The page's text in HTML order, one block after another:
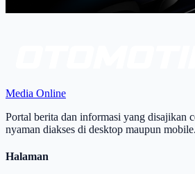
Media Online
Portal berita dan informasi yang disajikan
nyaman diakses di desktop maupun mobile.
Halaman